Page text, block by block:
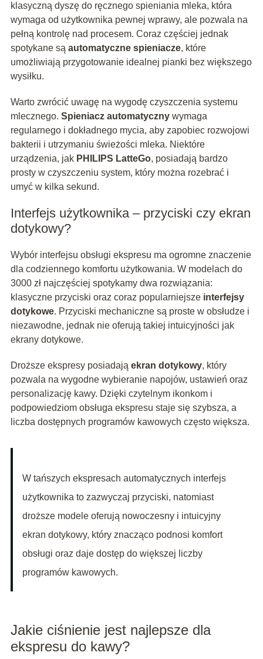
klasyczną dyszę do ręcznego spieniania mleka, która
wymaga od użytkownika pewnej wprawy, ale pozwala na
pełną kontrolę nad procesem. Coraz częściej jednak
spotykane są automatyczne spieniacze, które
umożliwiają przygotowanie idealnej pianki bez większego
wysiłku.
Warto zwrócić uwagę na wygodę czyszczenia systemu
mlecznego. Spieniacz automatycznywymaga
regularnego i dokładnego mycia, aby zapobiec rozwojowi
bakterii i utrzymaniu świeżości mleka. Niektóre
urządzenia, jak PHILIPS LatteGo, posiadają bardzo
prosty w czyszczeniu system, który można rozebrać i
umyć w kilka sekund.
Interfejs użytkownika – przyciski czy ekran
dotykowy?
Wybór interfejsu obsługi ekspresu ma ogromne znaczenie
dla codziennego komfortu użytkowania. W modelach do
3000 zł najczęściej spotykamy dwa rozwiązania:
klasyczne przyciski oraz coraz popularniejsze interfejsy
dotykowe. Przyciski mechaniczne są proste w obsłudze i
niezawodne, jednak nie oferują takiej intuicyjności jak
ekrany dotykowe.
Droższe ekspresy posiadają ekran dotykowy, który
pozwala na wygodne wybieranie napojów, ustawień oraz
personalizację kawy. Dzięki czytelnym ikonkom i
podpowiedziom obsługa ekspresu staje się szybsza, a
liczba dostępnych programów kawowych często większa.
W tańszych ekspresach automatycznych interfejs
użytkownika to zazwyczaj przyciski, natomiast
droższe modele oferują nowoczesny i intuicyjny
ekran dotykowy, który znacząco podnosi komfort
obsługi oraz daje dostęp do większej liczby
programów kawowych.
Jakie ciśnienie jest najlepsze dla
ekspresu do kawy?